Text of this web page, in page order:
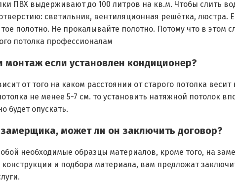
ПВХ выдерживают до 100 литров на кв.м. Чтобы слить
светильник, вентиляционная решётка, люстра.
полотно. Не прокалывайте полотно. Потому что в этом
потолка профессионалам
монтаж если установлен кондиционер?
от того на каком расстоянии от старого потолка
не менее 5-7 см. то установить натяжной потолок
будет опускать.
замерщика, может ли он заключить договор?
необходимые образцы материалов, кроме того, на
конструкции и подбора материала, вам предложат